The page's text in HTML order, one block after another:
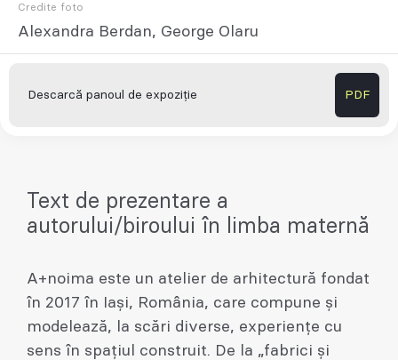
Credite foto
Alexandra Berdan, George Olaru
Descarcă panoul de expoziție PDF
Text de prezentare a
autorului/biroului în limba maternă
A+noima este un atelier de arhitectură fondat
în 2017 în Iași, România, care compune și
modelează, la scări diverse, experiențe cu
sens în spațiul construit. De la „fabrici și